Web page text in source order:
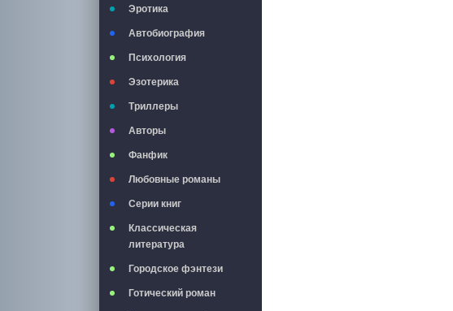
Эротика
Автобиография
Психология
Эзотерика
Триллеры
Авторы
Фанфик
Любовные романы
Серии книг
Классическая
литература
Городское фэнтези
Готический роман